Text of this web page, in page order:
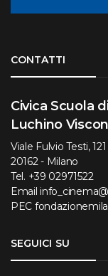
CONTATTI
Civica Scuola
Luchino
Viale Fulvio Testi, 121
20162 - Milano
Tel. +39 02971522
Email
PEC
SEGUICI SU